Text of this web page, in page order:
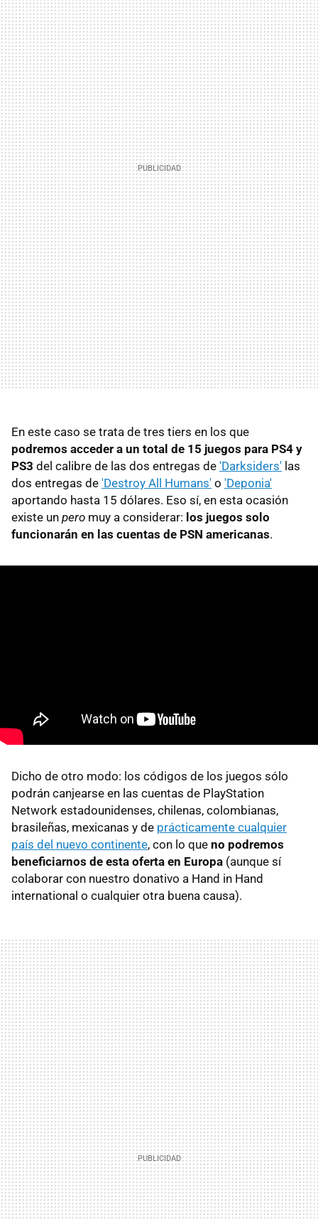
En este caso se trata de tres tiers en los que
podremos acceder a un total de 15 juegos para PS4 y
PS3 del calibre de las dos entregas de 'Darksiders' las
dos entregas de 'Destroy All Humans' o 'Deponia'
aportando hasta 15 dólares. Eso sí, en esta ocasión
existe un pero muy a considerar: los juegos solo
funcionarán en las cuentas de PSN americanas.
Dicho de otro modo: los códigos de los juegos sólo
podrán canjearse en las cuentas de PlayStation
Network estadounidenses, chilenas, colombianas,
brasileñas, mexicanas y de prácticamente cualquier
país del nuevo continente, con lo que no podremos
beneficiarnos de esta oferta en Europa (aunque sí
colaborar con nuestro donativo a Hand in Hand
international o cualquier otra buena causa).